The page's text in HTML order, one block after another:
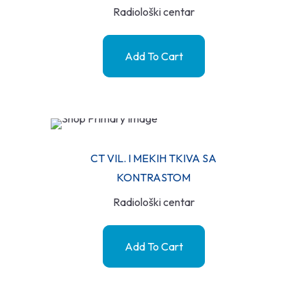
Radiološki centar
Add To Cart
CT VIL. I MEKIH TKIVA SA
KONTRASTOM
Radiološki centar
Add To Cart